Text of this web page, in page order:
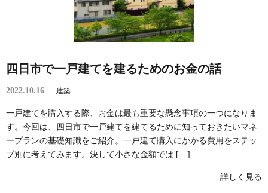
四日市で一戸建てを建るためのお金の話
2022.10.16 建築
一戸建てを購入する際、お金は最も重要な懸念事項の一つになりま
す。今回は、四日市で一戸建てを建てるために知っておきたいマネ
ープランの基礎知識をご紹介。一戸建て購入にかかる費用をステッ
プ別に考えてみます。決して小さな金額では […]
詳しく見る